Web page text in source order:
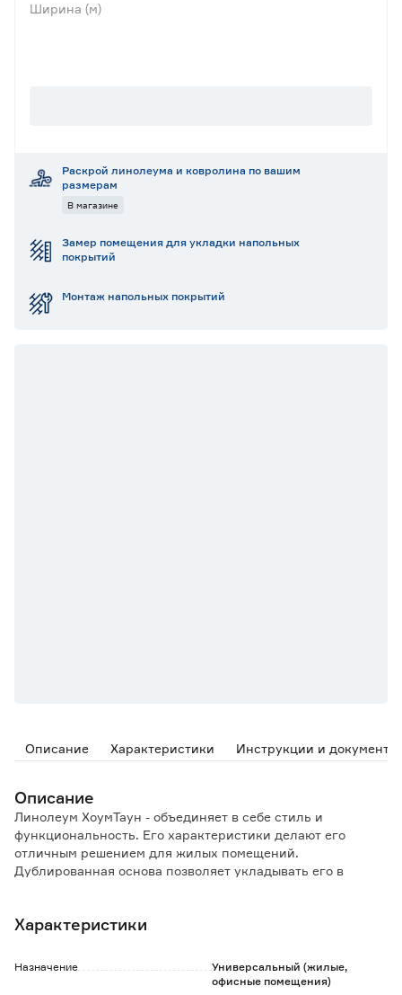
Ширина (м)
Раскрой линолеума и ковролина по вашим
размерам
В магазине
Замер помещения для укладки напольных
покрытий
Монтаж напольных покрытий
Описание Характеристики Инструкции и документы
Описание
Линолеум ХоумТаун - объединяет в себе стиль и
функциональность. Его характеристики делают его
отличным решением для жилых помещений.
Дублированная основа позволяет укладывать его в
повреждений, царапин и гарантирует высокие
годы.
Данный линолеум имеет класс износостойкости 23/32,
Характеристики
Назначение
Универсальный (жилые,
офисные помещения)